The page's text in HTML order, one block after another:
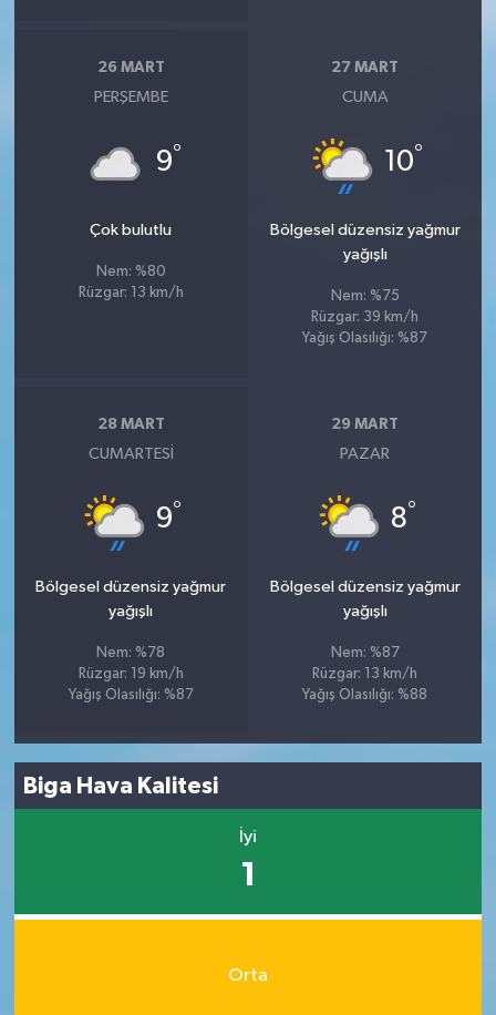
26 MART
PERŞEMBE
9°
Çok bulutlu
Nem: %80
Rüzgar: 13 km/h
27 MART
CUMA
10°
Bölgesel düzensiz yağmur
yağışlı
Nem: %75
Rüzgar: 39 km/h
Yağış Olasılığı: %87
28 MART
CUMARTESI
9°
Bölgesel düzensiz yağmur
yağışlı
Nem: %78
Rüzgar: 19 km/h
Yağış Olasılığı: %87
29 MART
PAZAR
8°
Bölgesel düzensiz yağmur
yağışlı
Nem: %87
Rüzgar: 13 km/h
Yağış Olasılığı: %88
Biga Hava Kalitesi
İyi
1
Orta